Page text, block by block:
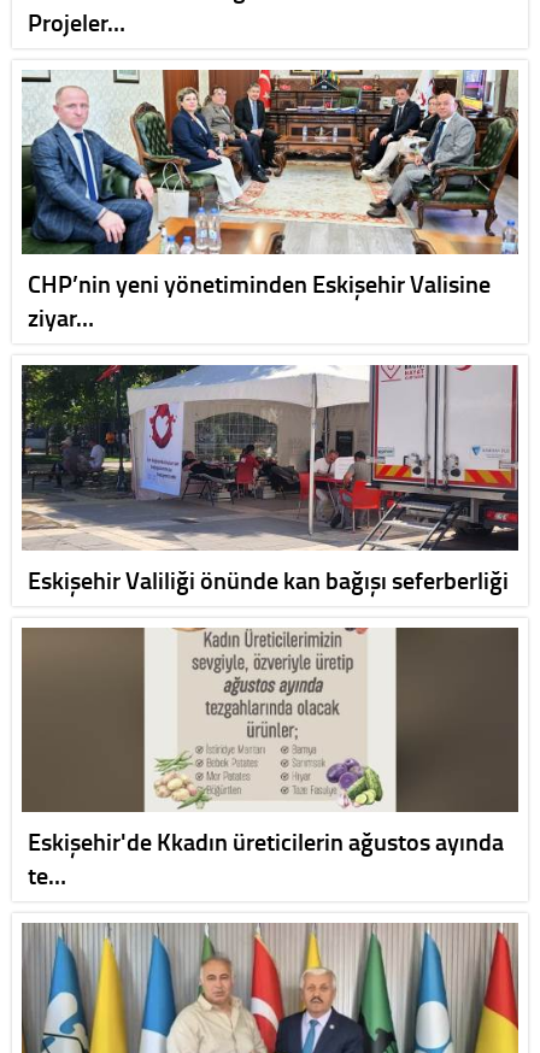
Projeler…
CHP’nin yeni yönetiminden Eskişehir Valisine
ziyar…
Eskişehir Valiliği önünde kan bağışı seferberliği
Eskişehir'de Kkadın üreticilerin ağustos ayında
te…